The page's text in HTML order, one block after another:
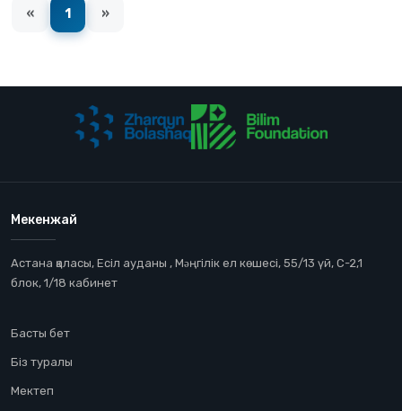
« 1 »
Мекенжай
Астана қаласы, Есіл ауданы , Мəңгілік ел көшесі, 55/13 үй, С-2,1
блок, 1/18 кабинет
Басты бет
Біз туралы
Мектеп